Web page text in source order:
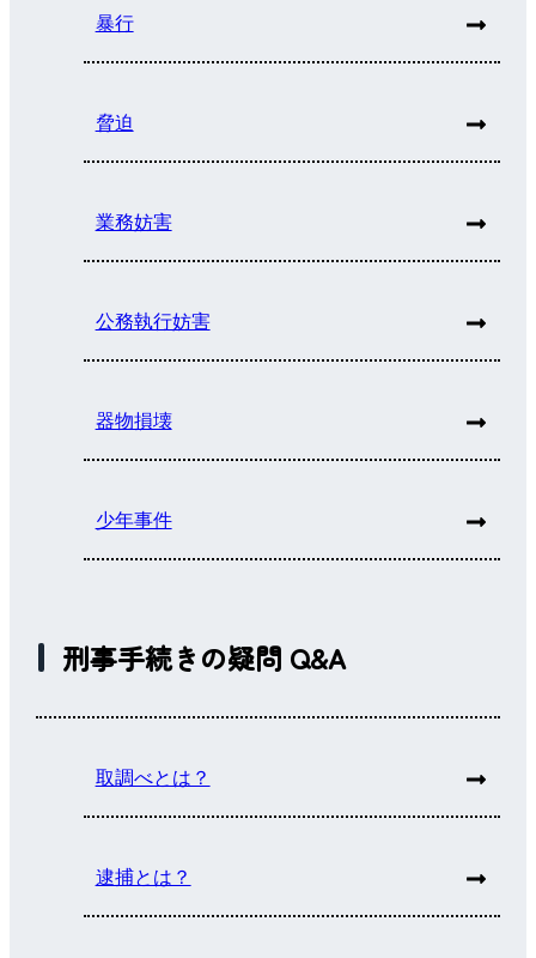
暴行
脅迫
業務妨害
公務執行妨害
器物損壊
少年事件
刑事手続きの疑問 Q&A
取調べとは？
逮捕とは？